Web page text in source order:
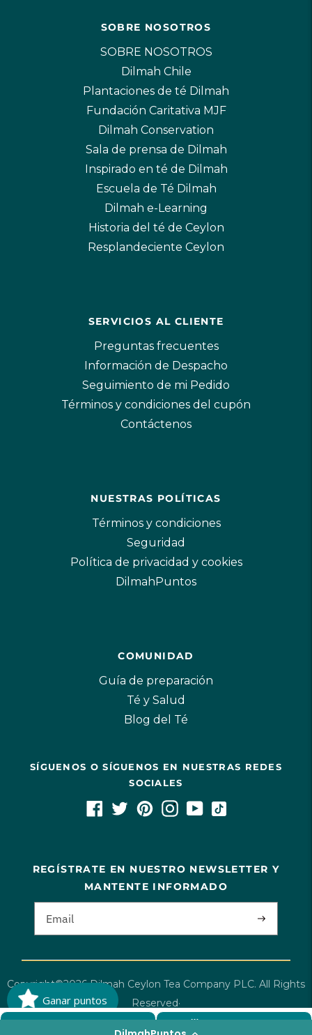
AGREGAR AL CARRITO
SOBRE NOSOTROS
SOBRE NOSOTROS
Dilmah Chile
Plantaciones de té Dilmah
Fundación Caritativa MJF
Dilmah Conservation
Sala de prensa de Dilmah
Inspirado en té de Dilmah
Escuela de Té Dilmah
Dilmah e-Learning
Historia del té de Ceylon
Resplandeciente Ceylon
SERVICIOS AL CLIENTE
Preguntas frecuentes
Información de Despacho
Seguimiento de mi Pedido
Términos y condiciones del cupón
Contáctenos
NUESTRAS POLÍTICAS
Términos y condiciones
Seguridad
Política de privacidad y cookies
DilmahPuntos
COMUNIDAD
Guía de preparación
Té y Salud
Blog del Té
SÍGUENOS O SÍGUENOS EN NUESTRAS REDES
SOCIALES
REGÍSTRATE EN NUESTRO NEWSLETTER Y
MANTENTE INFORMADO
Copyright©2026 Dilmah Ceylon Tea Company PLC. All Rights
Reserved·
E-commerce SolutionBy Ecom Services
Ganar puntos